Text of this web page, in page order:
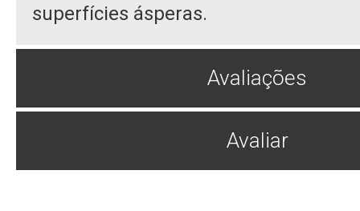
superfícies ásperas.
Avaliações
Avaliar